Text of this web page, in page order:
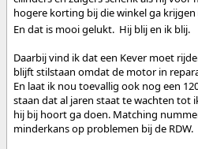
hogere korting bij die winkel ga krijgen
En dat is mooi gelukt. Hij blij en ik blij.
Daarbij vind ik dat een Kever moet
blijft stilstaan omdat de motor in
En laat ik nou toevallig ook nog een
staan dat al jaren staat te wachten tot
hij bij hoort ga doen. Matching
minderkans op problemen bij de RDW.